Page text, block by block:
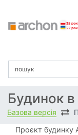
Будинок
Базова версія
Проєкт будинку